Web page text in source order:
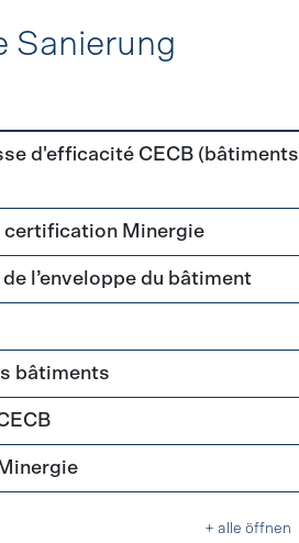
Sanierung
Sanierung
d'efficacité CECB (bâtiments
certification Minergie
l’enveloppe du bâtiment
bâtiments
+ alle öffnen